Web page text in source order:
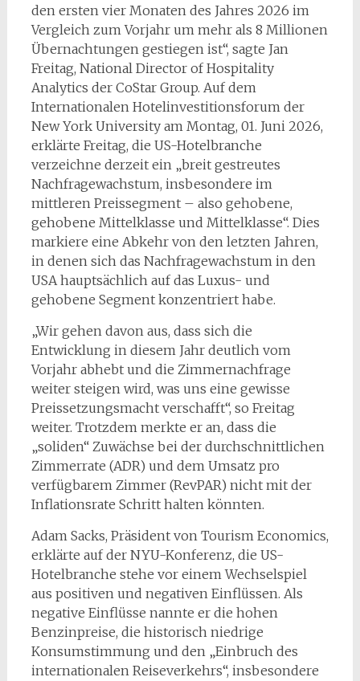
den ersten vier Monaten des Jahres 2026 im
Vergleich zum Vorjahr um mehr als 8 Millionen
Übernachtungen gestiegen ist“, sagte Jan
Freitag, National Director of Hospitality
Analytics der CoStar Group. Auf dem
Internationalen Hotelinvestitionsforum der
New York University am Montag, 01. Juni 2026,
erklärte Freitag, die US-Hotelbranche
verzeichne derzeit ein „breit gestreutes
Nachfragewachstum, insbesondere im
mittleren Preissegment – ​​also gehobene,
gehobene Mittelklasse und Mittelklasse“. Dies
markiere eine Abkehr von den letzten Jahren,
in denen sich das Nachfragewachstum in den
USA hauptsächlich auf das Luxus- und
gehobene Segment konzentriert habe.
„Wir gehen davon aus, dass sich die
Entwicklung in diesem Jahr deutlich vom
Vorjahr abhebt und die Zimmernachfrage
weiter steigen wird, was uns eine gewisse
Preissetzungsmacht verschafft“, so Freitag
weiter. Trotzdem merkte er an, dass die
„soliden“ Zuwächse bei der durchschnittlichen
Zimmerrate (ADR) und dem Umsatz pro
verfügbarem Zimmer (RevPAR) nicht mit der
Inflationsrate Schritt halten könnten.
Adam Sacks, Präsident von Tourism Economics,
erklärte auf der NYU-Konferenz, die US-
Hotelbranche stehe vor einem Wechselspiel
aus positiven und negativen Einflüssen. Als
negative Einflüsse nannte er die hohen
Benzinpreise, die historisch niedrige
Konsumstimmung und den „Einbruch des
internationalen Reiseverkehrs“, insbesondere